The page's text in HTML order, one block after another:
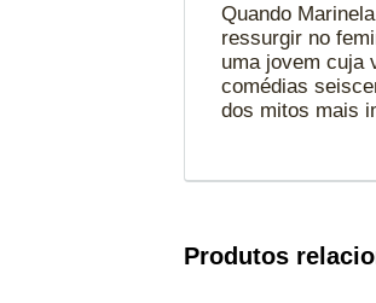
Quando
ressurgir no
uma jovem cuja
comédias
dos mitos mais
Produtos